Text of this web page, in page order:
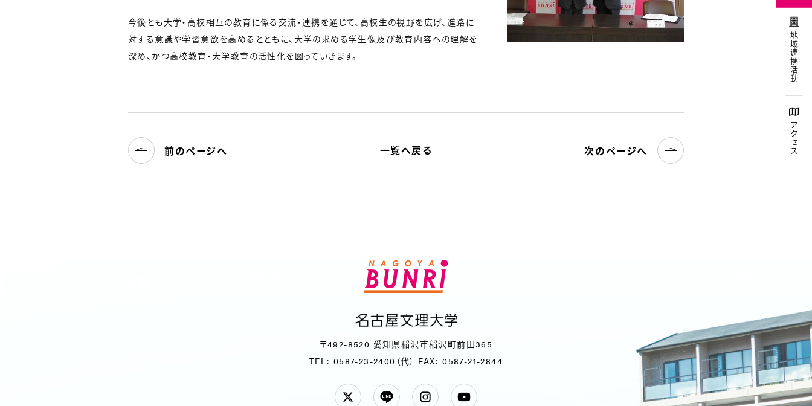
地域連携活動
アクセス
今後とも大学・高校相互の教育に係る交流・連携を通じて、高校生の視野を広げ、進路に
対する意識や学習意欲を高めるとともに、大学の求める学生像及び教育内容への理解を
深め、かつ高校教育・大学教育の活性化を図っていきます。
一覧へ戻る
前のページへ 次のページへ
〒492-8520 愛知県稲沢市稲沢町前田365
TEL: 0587-23-2400（代） FAX: 0587-21-2844